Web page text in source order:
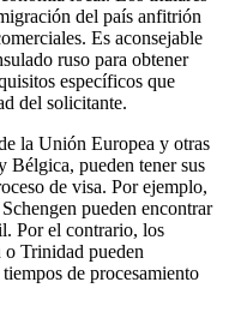
del país anfitrión
Es aconsejable
ruso para obtener
específicos que
del solicitante.
la Unión Europea y otras
Bélgica, pueden tener sus
de visa. Por ejemplo,
pueden encontrar
Por el contrario, los
o Trinidad pueden
de procesamiento